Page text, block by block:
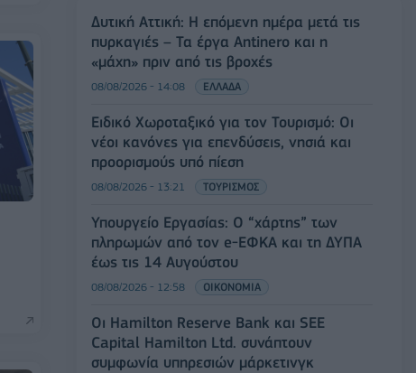
Δυτική Αττική: Η επόμενη ημέρα μετά τις
πυρκαγιές – Τα έργα Antinero και η
«μάχη» πριν από τις βροχές
08/08/2026 - 14:08 ΕΛΛΑΔΑ
Ειδικό Χωροταξικό για τον Τουρισμό: Οι
νέοι κανόνες για επενδύσεις, νησιά και
προορισμούς υπό πίεση
08/08/2026 - 13:21 ΤΟΥΡΙΣΜΟΣ
Υπουργείο Εργασίας: Ο “χάρτης” των
πληρωμών από τον e-ΕΦΚΑ και τη ΔΥΠΑ
έως τις 14 Αυγούστου
08/08/2026 - 12:58 ΟΙΚΟΝΟΜΙΑ
Οι Hamilton Reserve Bank και SEE
Capital Hamilton Ltd. συνάπτουν
συμφωνία υπηρεσιών μάρκετινγκ